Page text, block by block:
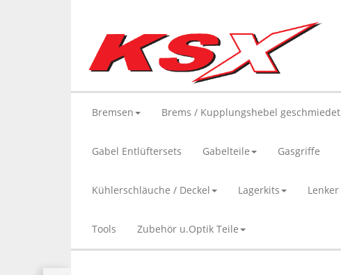
Bremsen Brems / Kupplungshebel geschmiedet
Gabel Entlüftersets Gabelteile Gasgriffe
Kühlerschläuche / Deckel Lagerkits Lenker
Tools Zubehör u.Optik Teile